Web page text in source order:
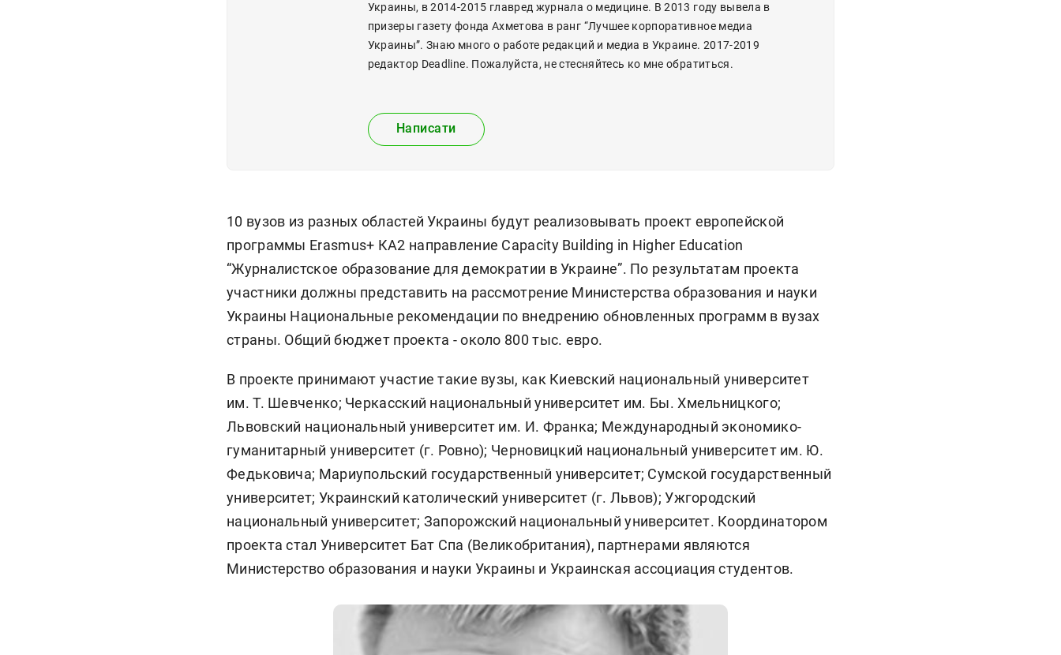
Украины, в 2014-2015 главред журнала о медицине. В 2013 году вывела в
призеры газету фонда Ахметова в ранг “Лучшее корпоративное медиа
Украины”. Знаю много о работе редакций и медиа в Украине. 2017-2019
редактор Deadline. Пожалуйста, не стесняйтесь ко мне обратиться.
Написати
10 вузов из разных областей Украины будут реализовывать проект европейской
программы Erasmus+ КА2 направление Capaсity Building in Higher Education
“Журналистское образование для демократии в Украине”. По результатам проекта
участники должны представить на рассмотрение Министерства образования и науки
Украины Национальные рекомендации по внедрению обновленных программ в вузах
страны. Общий бюджет проекта - около 800 тыс. евро.
В проекте принимают участие такие вузы, как Киевский национальный университет
им. Т. Шевченко; Черкасский национальный университет им. Бы. Хмельницкого;
Львовский национальный университет им. И. Франка; Международный экономико-
гуманитарный университет (г. Ровно); Черновицкий национальный университет им. Ю.
Федьковича; Мариупольский государственный университет; Сумской государственный
университет; Украинский католический университет (г. Львов); Ужгородский
национальный университет; Запорожский национальный университет. Координатором
проекта стал Университет Бат Спа (Великобритания), партнерами являются
Министерство образования и науки Украины и Украинская ассоциация студентов.